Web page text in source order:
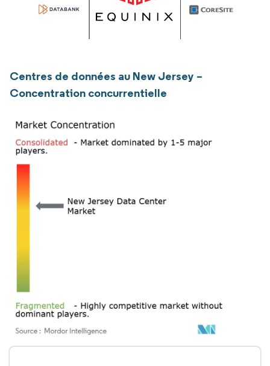
Centres de données au New Jersey –
Concentration concurrentielle